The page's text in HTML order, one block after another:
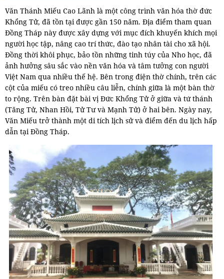
Văn Thánh Miếu Cao Lãnh là một công trình văn hóa thờ đức
Khổng Tử, đã tồn tại được gần 150 năm. Địa điểm tham quan
Đồng Tháp này được xây dựng với mục đích khuyến khích mọi
người học tập, nâng cao trí thức, đào tạo nhân tài cho xã hội.
Đồng thời khôi phục, bảo tồn những tinh túy của Nho học, đã
ảnh hưởng sâu sắc vào nền văn hóa và tâm tưởng con người
Việt Nam qua nhiều thế hệ. Bên trong điện thờ chính, trên các
cột của miếu có treo nhiều câu liễn, chính giữa là một bàn thờ
to rộng. Trên bàn đặt bài vị Đức Khổng Tử ở giữa và tứ thánh
(Tăng Tử, Nhan Hồi, Tử Tư và Mạnh Tử) ở hai bên. Ngày nay,
Văn Miếu trở thành một di tích lịch sử và điểm đến du lịch hấp
dẫn tại Đồng Tháp.